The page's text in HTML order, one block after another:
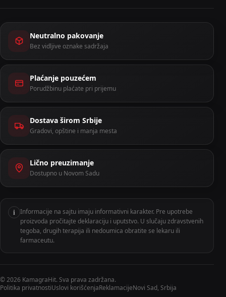
Neutralno pakovanje
Bez vidljive oznake sadržaja
Plaćanje pouzećem
Porudžbinu plaćate pri prijemu
Dostava širom Srbije
Gradovi, opštine i manja mesta
Lično preuzimanje
Dostupno u Novom Sadu
i Informacije na sajtu imaju informativni karakter. Pre upotrebe
proizvoda pročitajte deklaraciju i uputstvo. U slučaju zdravstvenih
tegoba, drugih terapija ili nedoumica obratite se lekaru ili
farmaceutu.
©2026 KamagraHit. Sva prava zadržana.
Politika privatnostiUslovi korišćenjaReklamacijeNovi Sad, Srbija